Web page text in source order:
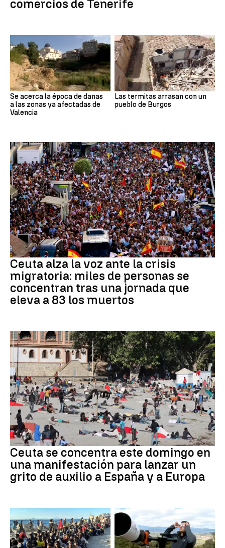
comercios de Tenerife
Se acerca la época de danas
a las zonas ya afectadas de
Valencia
Las termitas arrasan con un
pueblo de Burgos
CRISIS MIGRATORIA
Ceuta alza la voz ante la crisis
migratoria: miles de personas se
concentran tras una jornada que
eleva a 83 los muertos
Crisis migratoria
Ceuta se concentra este domingo en
una manifestación para lanzar un
grito de auxilio a España y a Europa